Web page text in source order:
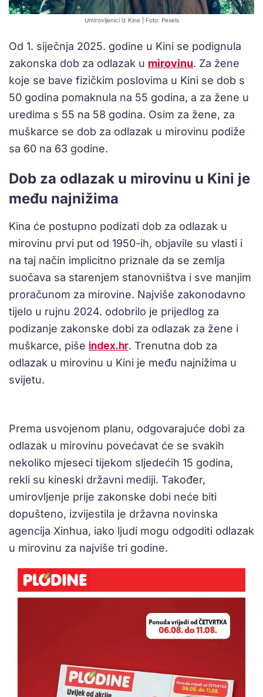
Umirovljenici iz Kine | Foto: Pexels
Od 1. siječnja 2025. godine u Kini se podignula
zakonska dob za odlazak u mirovinu. Za žene
koje se bave fizičkim poslovima u Kini se dob s
50 godina pomaknula na 55 godina, a za žene u
uredima s 55 na 58 godina. Osim za žene, za
muškarce se dob za odlazak u mirovinu podiže
sa 60 na 63 godine.
Dob za odlazak u mirovinu u Kini je
među najnižima
Kina će postupno podizati dob za odlazak u
mirovinu prvi put od 1950-ih, objavile su vlasti i
na taj način implicitno priznale da se zemlja
suočava sa starenjem stanovništva i sve manjim
proračunom za mirovine. Najviše zakonodavno
tijelo u rujnu 2024. odobrilo je prijedlog za
podizanje zakonske dobi za odlazak za žene i
muškarce, piše index.hr. Trenutna dob za
odlazak u mirovinu u Kini je među najnižima u
svijetu.
Prema usvojenom planu, odgovarajuće dobi za
odlazak u mirovinu povećavat će se svakih
nekoliko mjeseci tijekom sljedećih 15 godina,
rekli su kineski državni mediji. Također,
umirovljenje prije zakonske dobi neće biti
dopušteno, izvijestila je državna novinska
agencija Xinhua, iako ljudi mogu odgoditi odlazak
u mirovinu za najviše tri godine.